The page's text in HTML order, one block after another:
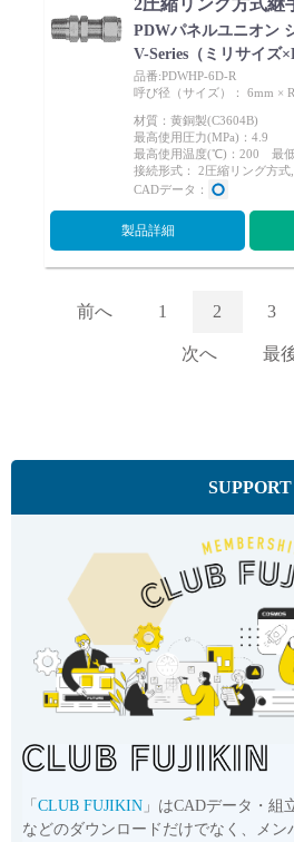
2圧縮リング方式継
PDWパネルユニオン
V-Series（ミリサイズ
品番:PDWHP-6D-R
呼び径（サイズ）： 6mm ×
材質：黄銅製(C3604B)
最高使用圧力(MPa)：4.9
最高使用温度(℃)：200 最
接続形式： 2圧縮リング方式
CADデータ：
製品詳細
前へ 1 2 3
次へ 最
SUPPORT
「 CLUB FUJIKIN 」はCADデータ・組
などのダウンロードだけでなく、メ